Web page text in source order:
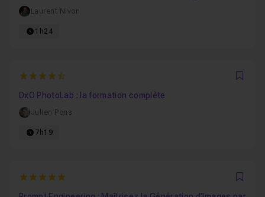
Laurent Nivon
1h24
4.7894736842105
DxO PhotoLab : la formation complète
Julien Pons
7h19
5